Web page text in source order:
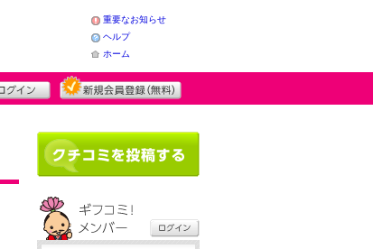
重要なお知らせ
ヘルプ
ホーム